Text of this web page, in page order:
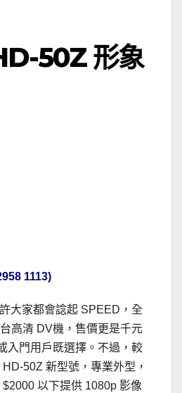
50Z 形象
1113)
大家都會諗起 SPEED，全
高清 DV機，售價更是千元
入門用戶既選擇。不過，較
50Z 新型號，專業外型，
以下提供 1080p 影像